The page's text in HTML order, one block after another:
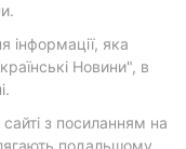
інформації, яка
Новини", в
з посиланням на
подальшому